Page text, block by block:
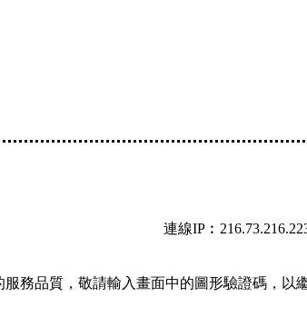
連線
務品質，敬請輸入畫面中的圖形驗證碼，以